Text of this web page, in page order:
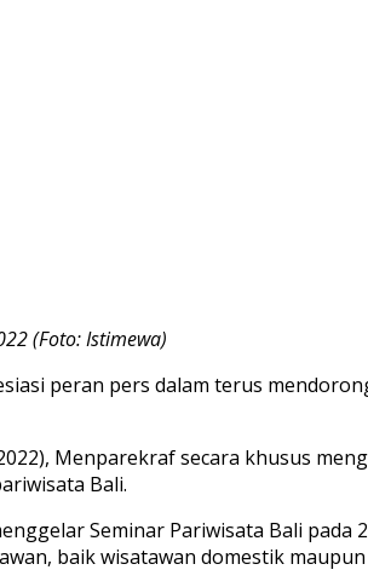
(Foto: Istimewa)
peran pers dalam terus
Menparekraf secara khusus
Bali.
Seminar Pariwisata Bali pada
baik wisatawan domestik maupun